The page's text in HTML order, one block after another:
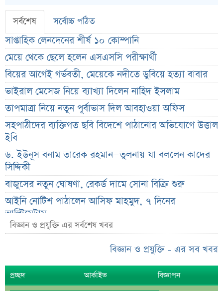
সর্বশেষ সর্বোচ্চ পঠিত
সাপ্তাহিক লেনদেনের শীর্ষ ১০ কোম্পানি
মেয়ে থেকে ছেলে হলেন এসএসসি পরীক্ষার্থী
বিয়ের আগেই গর্ভবতী, মেয়েকে নদীতে ডুবিয়ে হত্যা বাবার
ভাইরাল মেসেজ নিয়ে ব্যাখ্যা দিলেন নাহিদ ইসলাম
তাপমাত্রা নিয়ে নতুন পূর্বাভাস দিল আবহাওয়া অফিস
সহপাঠীদের ব্যক্তিগত ছবি বিদেশে পাঠানোর অভিযোগে উত্তাল
ইবি
ড. ইউনূস বনাম তারেক রহমান—তুলনায় যা বললেন কাদের
সিদ্দিকী
বাজুসের নতুন ঘোষণা, রেকর্ড দামে সোনা বিক্রি শুরু
আইনি নোটিশ পাঠালেন আসিফ মাহমুদ, ৭ দিনের
আল্টিমেটাম
প্রশাসক সরল, নতুন অধ্যায়ে সোশ্যাল ইসলামী ব্যাংক
ভারত ও আওয়ামী লীগ ইস্যুতে পররাষ্ট্র প্রতিমন্ত্রীর মন্তব্য
এসএসসির ফল প্রকাশের তারিখ ঘোষণা
সৌদিতে বাংলাদেশিদের জন্য বড় সুখবর
বিজ্ঞান ও প্রযুক্তি এর সর্বশেষ খবর
বিজ্ঞান ও প্রযুক্তি - এর সব খবর
প্রচ্ছদ আর্কাইভ বিজ্ঞাপন